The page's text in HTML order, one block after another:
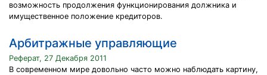
возможность продолжения функционирования должника и
имущественное положение кредиторов.
Арбитражные управляющие
Реферат, 27 Декабря 2011
В современном мире довольно часто можно наблюдать картину,